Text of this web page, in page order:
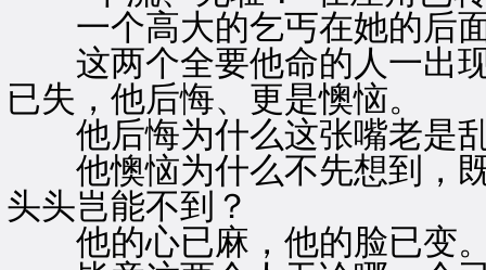
一个高大的乞丐在她的后
这两个全要他命的人一出现
已失，他后悔、更是懊恼。
他后悔为什么这张嘴老是乱
他懊恼为什么不先想到，既
头头岂能不到？
他的心已麻，他的脸已变